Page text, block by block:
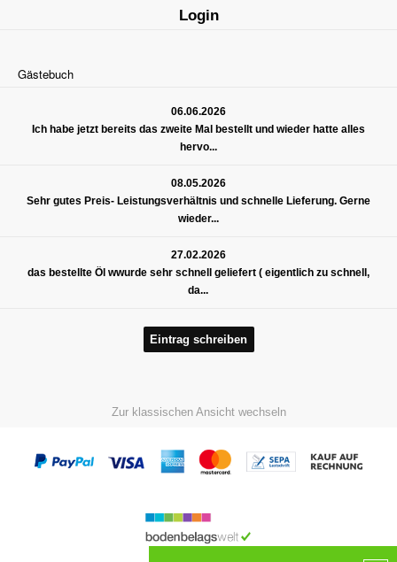
Login
Gästebuch
06.06.2026
Ich habe jetzt bereits das zweite Mal bestellt und wieder hatte alles
hervo...
08.05.2026
Sehr gutes Preis- Leistungsverhältnis und schnelle Lieferung. Gerne
wieder...
27.02.2026
das bestellte Öl wwurde sehr schnell geliefert ( eigentlich zu schnell,
da...
Eintrag schreiben
Zur klassischen Ansicht wechseln